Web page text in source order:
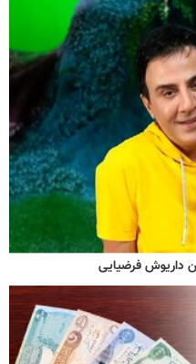
داریوش فرضیایی